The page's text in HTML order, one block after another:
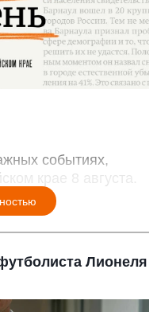
событиях,
крае 8 августа.
Лионеля